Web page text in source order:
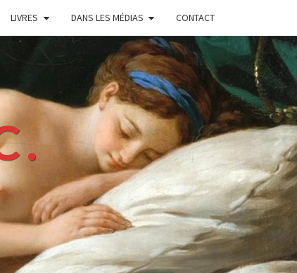
LIVRES DANS LES MÉDIAS CONTACT